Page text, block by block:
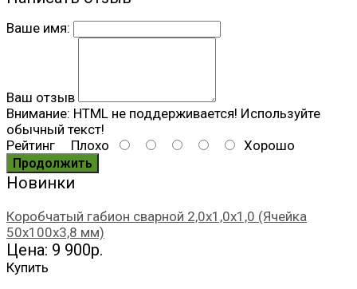
Ваше имя:
Ваш отзыв
Внимание: HTML не поддерживается! Используйте
обычный текст!
Рейтинг Плохо Хорошо
Продолжить
Новинки
Коробчатый габион сварной 2,0х1,0х1,0 (Ячейка
50х100х3,8 мм)
Цена: 9 900р.
Купить